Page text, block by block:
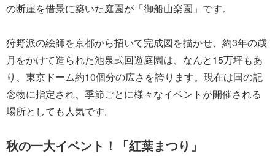
の断崖を借景に築いた庭園が「御船山楽園」です。
狩野派の絵師を京都から招いて完成図を描かせ、約3年の歳
月をかけて造られた池泉式回遊庭園は、なんと15万坪もあ
り、東京ドーム約10個分の広さを誇ります。現在は国の記
念物に指定され、季節ごとに様々なイベントが開催される
場所としても人気です。
秋の一大イベント！「紅葉まつり」